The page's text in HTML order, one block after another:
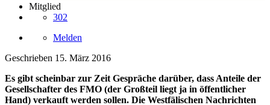
Mitglied
302
Melden
Geschrieben 15. März 2016
Es gibt scheinbar zur Zeit Gespräche darüber, dass Anteile der
Gesellschafter des FMO (der Großteil liegt ja in öffentlicher
Hand) verkauft werden sollen. Die Westfälischen Nachrichten